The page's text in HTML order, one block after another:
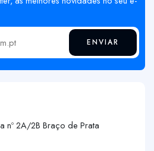
ENVIAR
nº 2A/2B Braço de Prata